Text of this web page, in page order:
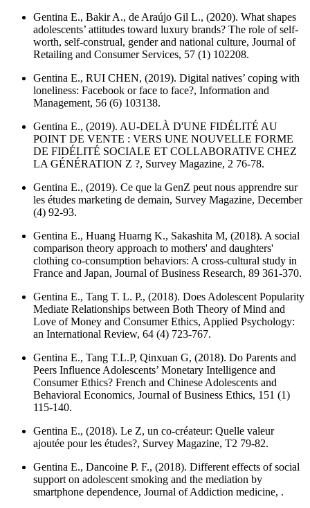
Gentina E., Bakir A., de Araújo Gil L., (2020). What shapes
adolescents’ attitudes toward luxury brands? The role of self-
worth, self-construal, gender and national culture, Journal of
Retailing and Consumer Services, 57 (1) 102208.
Gentina E., RUI CHEN, (2019). Digital natives’ coping with
loneliness: Facebook or face to face?, Information and
Management, 56 (6) 103138.
Gentina E., (2019). AU-DELÀ D'UNE FIDÉLITÉ AU
POINT DE VENTE : VERS UNE NOUVELLE FORME
DE FIDÉLITÉ SOCIALE ET COLLABORATIVE CHEZ
LA GÉNÉRATION Z ?, Survey Magazine, 2 76-78.
Gentina E., (2019). Ce que la GenZ peut nous apprendre sur
les études marketing de demain, Survey Magazine, December
(4) 92-93.
Gentina E., Huang Huarng K., Sakashita M, (2018). A social
comparison theory approach to mothers' and daughters'
clothing co-consumption behaviors: A cross-cultural study in
France and Japan, Journal of Business Research, 89 361-370.
Gentina E., Tang T. L. P., (2018). Does Adolescent Popularity
Mediate Relationships between Both Theory of Mind and
Love of Money and Consumer Ethics, Applied Psychology:
an International Review, 64 (4) 723-767.
Gentina E., Tang T.L.P, Qinxuan G, (2018). Do Parents and
Peers Influence Adolescents’ Monetary Intelligence and
Consumer Ethics? French and Chinese Adolescents and
Behavioral Economics, Journal of Business Ethics, 151 (1)
115-140.
Gentina E., (2018). Le Z, un co-créateur: Quelle valeur
ajoutée pour les études?, Survey Magazine, T2 79-82.
Gentina E., Dancoine P. F., (2018). Different effects of social
support on adolescent smoking and the mediation by
smartphone dependence, Journal of Addiction medicine, .